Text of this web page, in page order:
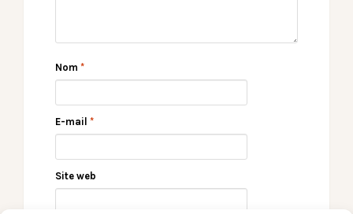
Nom *
E-mail *
Site web